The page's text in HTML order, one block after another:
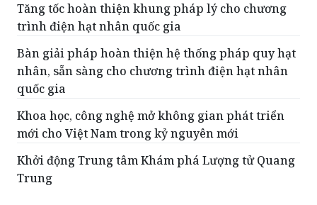
Tăng tốc hoàn thiện khung pháp lý cho chương
trình điện hạt nhân quốc gia
Bàn giải pháp hoàn thiện hệ thống pháp quy hạt
nhân, sẵn sàng cho chương trình điện hạt nhân
quốc gia
Khoa học, công nghệ mở không gian phát triển
mới cho Việt Nam trong kỷ nguyên mới
Khởi động Trung tâm Khám phá Lượng tử Quang
Trung